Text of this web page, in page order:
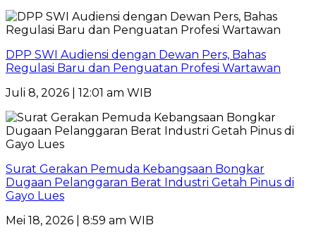
DPP SWI Audiensi dengan Dewan Pers, Bahas
Regulasi Baru dan Penguatan Profesi Wartawan
Juli 8, 2026 | 12:01 am WIB
Surat Gerakan Pemuda Kebangsaan Bongkar
Dugaan Pelanggaran Berat Industri Getah Pinus di
Gayo Lues
Mei 18, 2026 | 8:59 am WIB